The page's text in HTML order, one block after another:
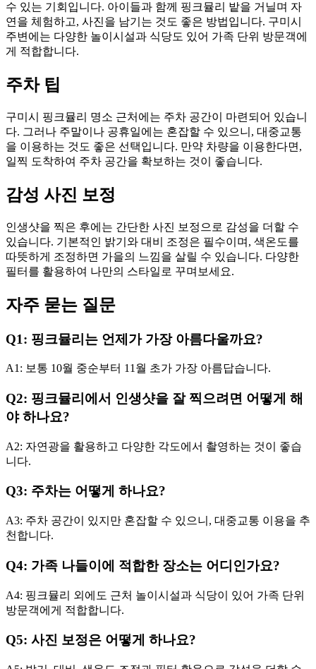
수 있는 기회입니다. 아이들과 함께 핑크뮬리 밭을 거닐며 자
연을 체험하고, 사진을 남기는 것도 좋은 방법입니다. 구미시
주변에는 다양한 놀이시설과 식당도 있어 가족 단위 방문객에
게 적합합니다.
주차 팁
구미시 핑크뮬리 명소 근처에는 주차 공간이 마련되어 있습니
다. 그러나 주말이나 공휴일에는 혼잡할 수 있으니, 대중교통
을 이용하는 것도 좋은 선택입니다. 만약 차량을 이용한다면,
일찍 도착하여 주차 공간을 확보하는 것이 좋습니다.
감성 사진 보정
인생샷을 찍은 후에는 간단한 사진 보정으로 감성을 더할 수
있습니다. 기본적인 밝기와 대비 조정은 필수이며, 색온도를
따뜻하게 조정하면 가을의 느낌을 살릴 수 있습니다. 다양한
필터를 활용하여 나만의 스타일로 꾸며보세요.
자주 묻는 질문
Q1: 핑크뮬리는 언제가 가장 아름다울까요?
A1: 보통 10월 중순부터 11월 초가 가장 아름답습니다.
Q2: 핑크뮬리에서 인생샷을 잘 찍으려면 어떻게 해
야 하나요?
A2: 자연광을 활용하고 다양한 각도에서 촬영하는 것이 좋습
니다.
Q3: 주차는 어떻게 하나요?
A3: 주차 공간이 있지만 혼잡할 수 있으니, 대중교통 이용을 추
천합니다.
Q4: 가족 나들이에 적합한 장소는 어디인가요?
A4: 핑크뮬리 외에도 근처 놀이시설과 식당이 있어 가족 단위
방문객에게 적합합니다.
Q5: 사진 보정은 어떻게 하나요?